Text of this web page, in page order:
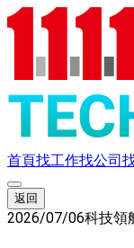
首頁找工作找公司
返回
2026/07/06科技領